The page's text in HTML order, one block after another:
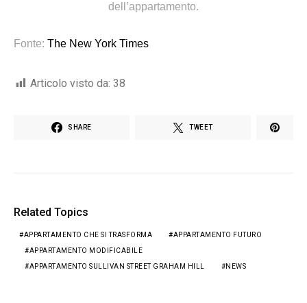
dell’appartamento.
Fonte: The New York Times
Articolo visto da: 38
SHARE TWEET
Related Topics
APPARTAMENTO CHE SI TRASFORMA APPARTAMENTO FUTURO
APPARTAMENTO MODIFICABILE
APPARTAMENTO SULLIVAN STREET GRAHAM HILL NEWS